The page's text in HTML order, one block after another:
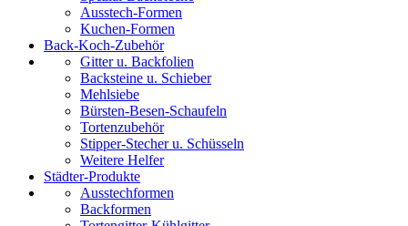
Ausstech-Formen
Kuchen-Formen
Back-Koch-Zubehör
Gitter u. Backfolien
Backsteine u. Schieber
Mehlsiebe
Bürsten-Besen-Schaufeln
Tortenzubehör
Stipper-Stecher u. Schüsseln
Weitere Helfer
Städter-Produkte
Ausstechformen
Backformen